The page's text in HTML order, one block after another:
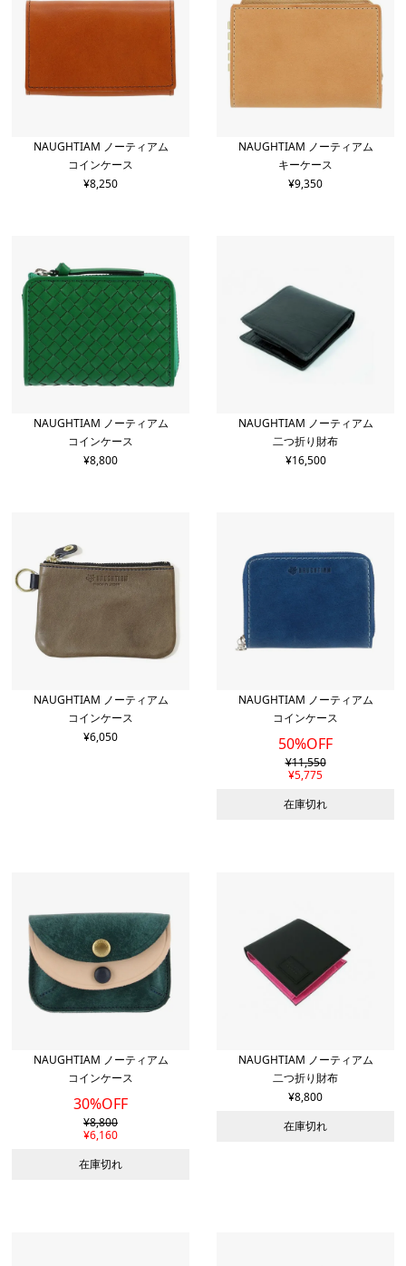
NAUGHTIAM ノーティアム
コインケース
¥8,250
NAUGHTIAM ノーティアム
キーケース
¥9,350
NAUGHTIAM ノーティアム
コインケース
¥8,800
NAUGHTIAM ノーティアム
二つ折り財布
¥16,500
NAUGHTIAM ノーティアム
コインケース
¥6,050
NAUGHTIAM ノーティアム
コインケース
50%OFF
¥11,550
¥5,775
在庫切れ
NAUGHTIAM ノーティアム
コインケース
30%OFF
¥8,800
¥6,160
在庫切れ
NAUGHTIAM ノーティアム
二つ折り財布
¥8,800
在庫切れ